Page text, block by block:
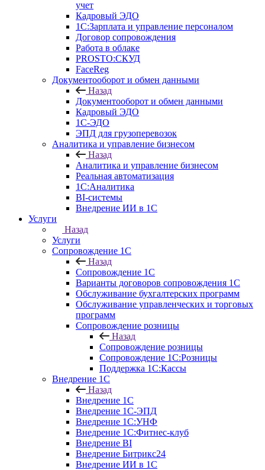
учет
Кадровый ЭДО
1С:Зарплата и управление персоналом
Договор сопровождения
Работа в облаке
PROSTO:СКУД
FaceReg
Документооборот и обмен данными
Назад
Документооборот и обмен данными
Кадровый ЭДО
1С-ЭДО
ЭПД для грузоперевозок
Аналитика и управление бизнесом
Назад
Аналитика и управление бизнесом
Реальная автоматизация
1С:Аналитика
BI-системы
Внедрение ИИ в 1С
Услуги
Назад
Услуги
Сопровождение 1С
Назад
Сопровождение 1С
Варианты договоров сопровождения 1С
Обслуживание бухгалтерских программ
Обслуживание управленческих и торговых
программ
Сопровождение розницы
Назад
Сопровождение розницы
Сопровождение 1С:Розницы
Поддержка 1С:Кассы
Внедрение 1С
Назад
Внедрение 1С
Внедрение 1С-ЭПД
Внедрение 1С:УНФ
Внедрение 1С:Фитнес-клуб
Внедрение BI
Внедрение Битрикс24
Внедрение ИИ в 1С